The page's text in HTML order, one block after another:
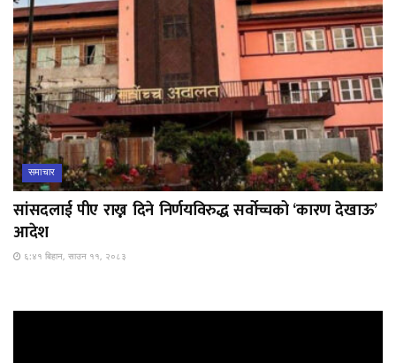
समाचार
सांसदलाई पीए राख्न दिने निर्णयविरुद्ध सर्वोच्चको ‘कारण देखाऊ’
आदेश
६:४१ बिहान, साउन ११, २०८३